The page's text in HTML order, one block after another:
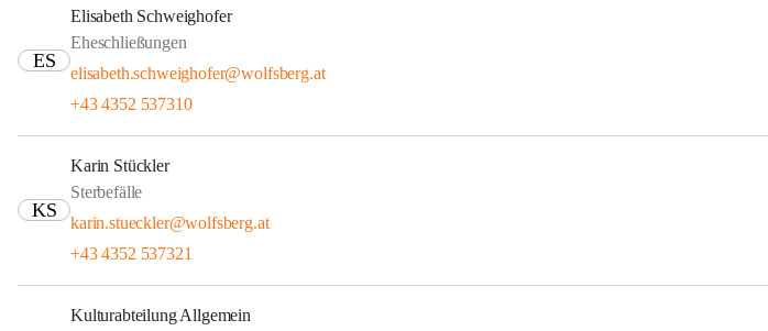
ES
Elisabeth Schweighofer
Eheschließungen
elisabeth.schweighofer@wolfsberg.at
+43 4352 537310
KS
Karin Stückler
Sterbefälle
karin.stueckler@wolfsberg.at
+43 4352 537321
Kulturabteilung Allgemein